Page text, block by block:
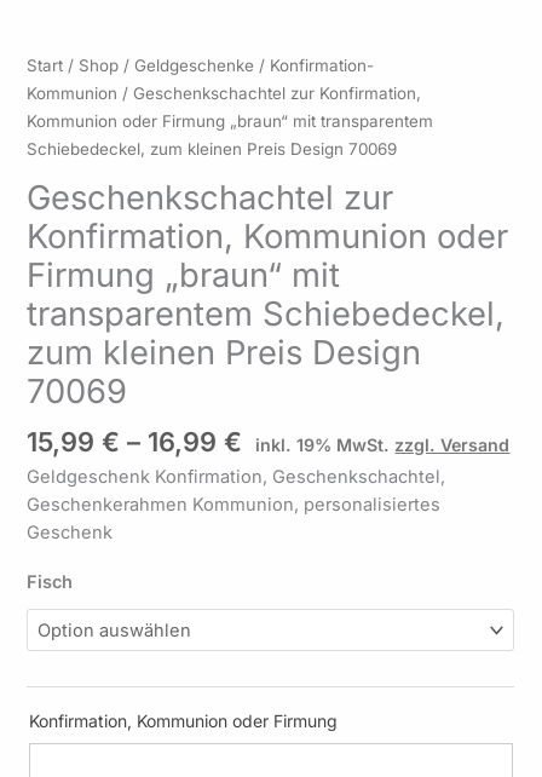
Start / Shop / Geldgeschenke / Konfirmation-
Kommunion / Geschenkschachtel zur Konfirmation,
Kommunion oder Firmung „braun“ mit transparentem
Schiebedeckel, zum kleinen Preis Design 70069
Geschenkschachtel zur
Konfirmation, Kommunion oder
Firmung „braun“ mit
transparentem Schiebedeckel,
zum kleinen Preis Design
70069
15,99€ – 16,99€
Preisspanne:
15,99 €
bis
16,99 €
inkl. 19% MwSt. zzgl. Versand
Geldgeschenk Konfirmation, Geschenkschachtel,
Geschenkerahmen Kommunion, personalisiertes
Geschenk
Fisch
Konfirmation, Kommunion oder Firmung
Geschenkschachtel
zur
Konfirmation,
Kommunion
Firmung
"braun"
mit
transparentem
Schiebedeckel,
zum
kleinen
Preis
70069
Menge